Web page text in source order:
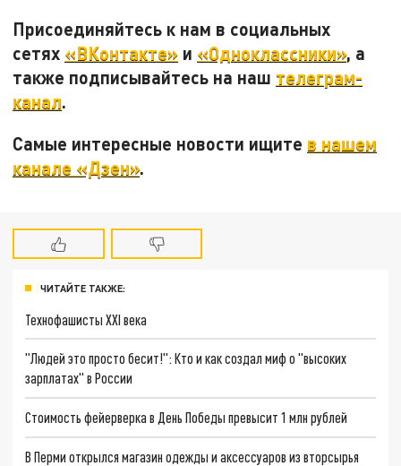
Присоединяйтесь к нам в социальных
сетях «ВКонтакте» и «Одноклассники», а
также подписывайтесь на наш телеграм-
канал.
Самые интересные новости ищите в нашем
канале «Дзен».
ЧИТАЙТЕ ТАКЖЕ:
Технофашисты XXI века
"Людей это просто бесит!": Кто и как создал миф о "высоких
зарплатах" в России
Стоимость фейерверка в День Победы превысит 1 млн рублей
В Перми открылся магазин одежды и аксессуаров из вторсырья